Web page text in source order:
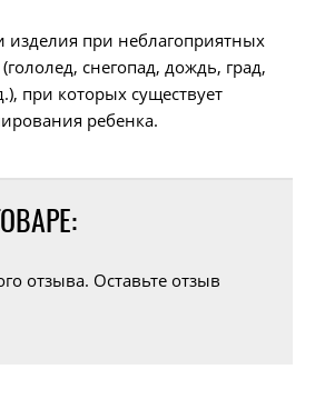
изделия при неблагоприятных
снегопад, дождь, град,
при которых существует
ребенка.
отзыва. Оставьте отзыв